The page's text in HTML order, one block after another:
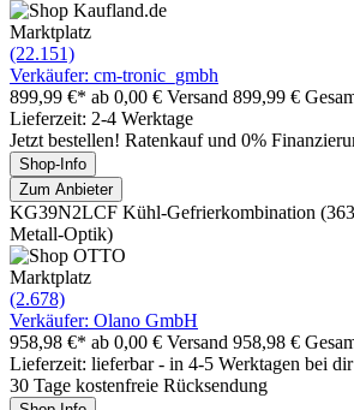
Marktplatz
(22.151)
Verkäufer: cm-tronic_gmbh
899,99 €* ab 0,00 € Versand 899,99 €
Lieferzeit: 2-4 Werktage
Jetzt bestellen! Ratenkauf und 0%
Shop-Info
Zum Anbieter
KG39N2LCF Kühl-Gefrierkombination
Metall-Optik)
Marktplatz
(2.678)
Verkäufer: Olano GmbH
958,98 €* ab 0,00 € Versand 958,98 €
Lieferzeit: lieferbar - in 4-5 Werktagen bei dir
30 Tage kostenfreie Rücksendung